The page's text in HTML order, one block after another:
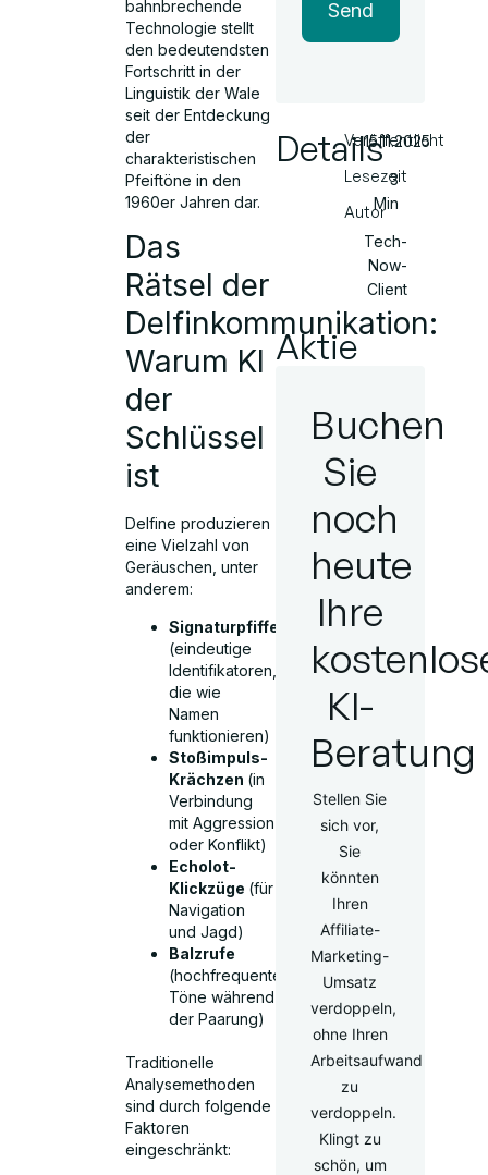
bahnbrechende
Technologie stellt
den bedeutendsten
Fortschritt in der
Linguistik der Wale
seit der Entdeckung
der
charakteristischen
Pfeiftöne in den
1960er Jahren dar.
Das
Rätsel der
Delfinkommunikation:
Warum KI
der
Schlüssel
ist
Delfine produzieren
eine Vielzahl von
Geräuschen, unter
anderem:
Signaturpfiffe
(eindeutige
Identifikatoren,
die wie
Namen
funktionieren)
Stoßimpuls-
Krächzen (in
Verbindung
mit Aggression
oder Konflikt)
Echolot-
Klickzüge (für
Navigation
und Jagd)
Balzrufe
(hochfrequente
Töne während
der Paarung)
Traditionelle
Analysemethoden
sind durch folgende
Faktoren
eingeschränkt:
Send
DetailsVeröffentlicht
Lesezeit
Autor
15.11.2025
3
Min
Tech-
Now-
Client
Aktie
Buchen
Sie
noch
heute
Ihre
KI-
Beratung
Stellen Sie
sich vor,
Sie
könnten
Ihren
Affiliate-
Marketing-
Umsatz
verdoppeln,
ohne Ihren
Arbeitsaufwand
zu
verdoppeln.
Klingt zu
schön, um